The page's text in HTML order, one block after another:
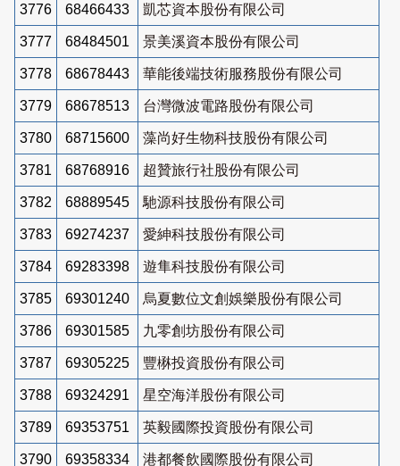
3776 68466433 凱芯資本股份有限公司
3777 68484501 景美溪資本股份有限公司
3778 68678443 華能後端技術服務股份有限公司
3779 68678513 台灣微波電路股份有限公司
3780 68715600 藻尚好生物科技股份有限公司
3781 68768916 超贊旅行社股份有限公司
3782 68889545 馳源科技股份有限公司
3783 69274237 愛紳科技股份有限公司
3784 69283398 遊隼科技股份有限公司
3785 69301240 烏夏數位文創娛樂股份有限公司
3786 69301585 九零創坊股份有限公司
3787 69305225 豐楙投資股份有限公司
3788 69324291 星空海洋股份有限公司
3789 69353751 英毅國際投資股份有限公司
3790 69358334 港都餐飲國際股份有限公司